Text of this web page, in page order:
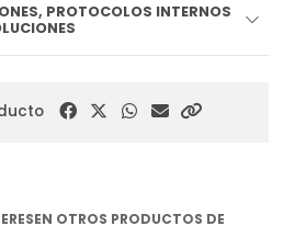
PROTOCOLOS INTERNOS
OTROS PRODUCTOS DE